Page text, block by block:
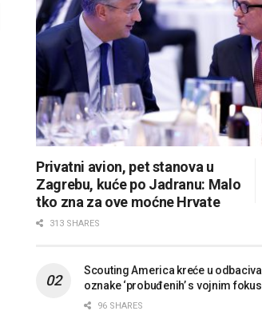
Privatni avion, pet stanova u
Zagrebu, kuće po Jadranu: Malo
tko zna za ove moćne Hrvate
313 SHARES
Scouting America kreće u
oznake ‘probuđenih’ s vojnim
96 SHARES